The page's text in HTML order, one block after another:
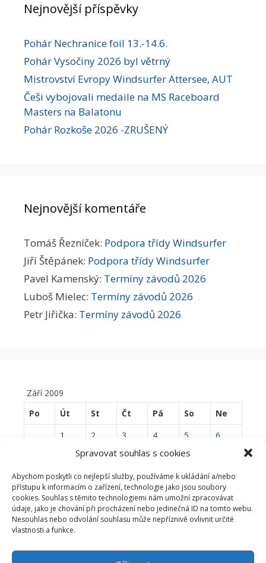
Spravovat souhlas s cookies
Abychom poskytli co nejlepší služby, používáme k ukládání a/nebo
přístupu k informacím o zařízení, technologie jako jsou soubory
cookies. Souhlas s těmito technologiemi nám umožní zpracovávat
údaje, jako je chování při procházení nebo jedinečná ID na tomto webu.
Nesouhlas nebo odvolání souhlasu může nepříznivě ovlivnit určité
vlastnosti a funkce.
Nejnovější příspěvky
Pohár Nechranice foil 13.-14.6.
Pohár Vysočiny 2026 byl větrný
Mistrovství Evropy Windsurfer Attersee, AUT
Češi vybojovali medaile na MS Raceboard
Masters na Balatonu
Pohár Rozkoše 2026 -ZRUŠENÝ
Nejnovější komentáře
Tomáš Řezníček: Podpora třídy Windsurfer
Jiří Štěpánek: Podpora třídy Windsurfer
Pavel Kamenský: Termíny závodů 2026
Luboš Mielec: Termíny závodů 2026
Petr Jiřička: Termíny závodů 2026
Září 2009
Po
Út St Čt Pá So
Ne
1
2 3 4 5
6
9 10 11 12
14
15 16 17 18 19
20
21
22 23 24 25 26
27
28
29 30
« Srp Říj »